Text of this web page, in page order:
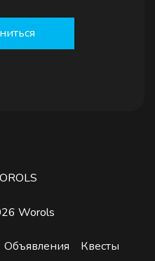
Worols
Объявления Квесты